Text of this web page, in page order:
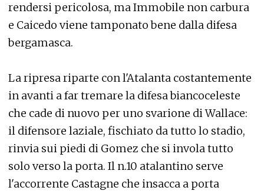
rendersi pericolosa, ma Immobile non carbura
e Caicedo viene tamponato bene dalla difesa
bergamasca.
La ripresa riparte con l'Atalanta costantemente
in avanti a far tremare la difesa biancoceleste
che cade di nuovo per uno svarione di Wallace:
il difensore laziale, fischiato da tutto lo stadio,
rinvia sui piedi di Gomez che si invola tutto
solo verso la porta. Il n.10 atalantino serve
l'accorrente Castagne che insacca a porta